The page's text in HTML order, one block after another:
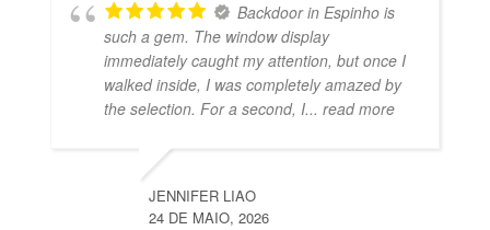
Backdoor in Espinho is
such a gem. The window display
immediately caught my attention, but once I
walked inside, I was completely amazed by
the selection. For a second, I... read more
JENNIFER LIAO
24 DE MAIO, 2026